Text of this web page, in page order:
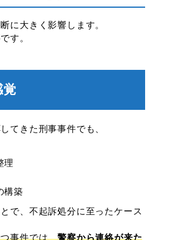
に大きく影響します。
す。
覚
てきた刑事事件でも、
理
構築
で、不起訴処分に至ったケース
事件では、警察から連絡が来た